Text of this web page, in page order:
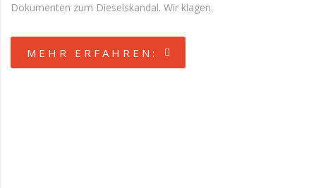
Dokumenten zum Dieselskandal. Wir klagen.
MEHR ERFAHREN: